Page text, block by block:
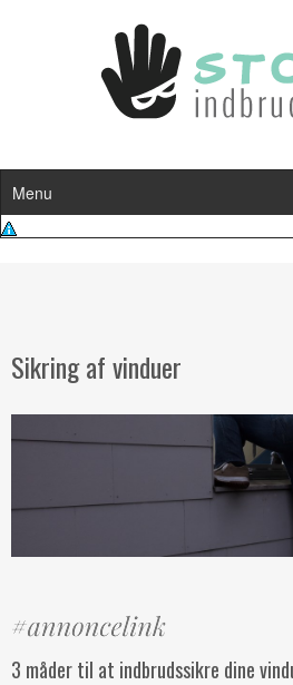
Menu
Sikring af vinduer
3 måder til at indbrudssikre dine